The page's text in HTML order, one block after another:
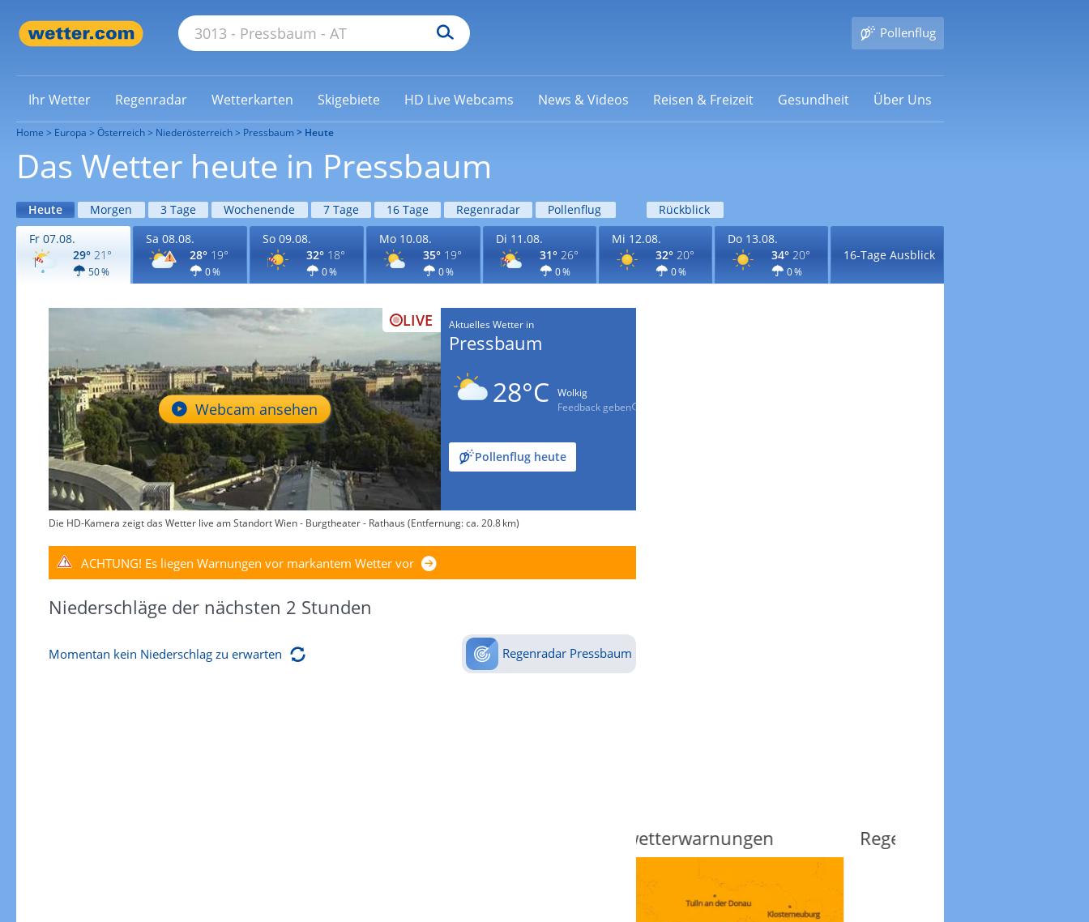
Pollenflug
Ihr Wetter Regenradar Wetterkarten Skigebiete HD Live Webcams News & Videos Reisen & Freizeit Gesundheit Über Uns
Home Europa Österreich Niederösterreich Pressbaum Heute
Das Wetter heute in Pressbaum
Heute Morgen 3 Tage Wochenende 7 Tage 16 Tage Regenradar Pollenflug
Rückblick
Fr 07.08.
29° 21°
50 %
Sa 08.08.
28° 19°
0 %
So 09.08.
32° 18°
0 %
Mo 10.08.
35° 19°
0 %
Di 11.08.
31° 26°
0 %
Mi 12.08.
32° 20°
0 %
Do 13.08.
34° 20°
0 %
16-Tage Ausblick
LIVE
Webcam ansehen
Aktuelles Wetter in
Pressbaum
28°C
Wolkig
Feedback geben
Pollenflug heute
Die HD-Kamera zeigt das Wetter live am Standort Wien - Burgtheater - Rathaus (Entfernung: ca. 20.8 km)
ACHTUNG! Es liegen Warnungen vor markantem Wetter vor
Niederschläge der nächsten 2 Stunden
Momentan kein Niederschlag zu erwarten Regenradar Pressbaum
Regenradar Unwetterwarnungen